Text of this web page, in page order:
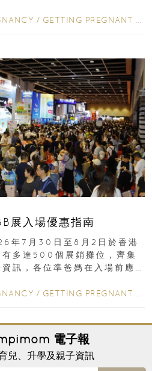
/ GETTING PREGNANT
展入場優惠指南
年7月30日至8月2日於香港
多達500個展銷攤位，齊集
訊，各位準爸媽在入場前應
/ GETTING PREGNANT
電子報
兒、升學及親子資訊